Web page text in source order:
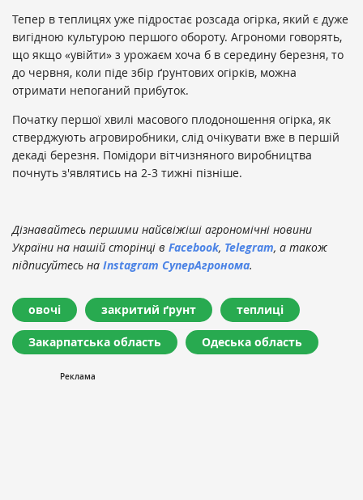
Тепер в теплицях уже підростає розсада огірка, який є дуже
вигідною культурою першого обороту. Агрономи говорять,
що якщо «увійти» з урожаєм хоча б в середину березня, то
до червня, коли піде збір ґрунтових огірків, можна
отримати непоганий прибуток.
Початку першої хвилі масового плодоношення огірка, як
стверджують агровиробники, слід очікувати вже в першій
декаді березня. Помідори вітчизняного виробництва
почнуть з'являтись на 2-3 тижні пізніше.
Дізнавайтесь першими найсвіжіші агрономічні новини
України на нашій сторінці в Facebook, Telegram, а також
підписуйтесь на Instagram СуперАгронома.
овочі закритий ґрунт теплиці
Закарпатська область Одеська область